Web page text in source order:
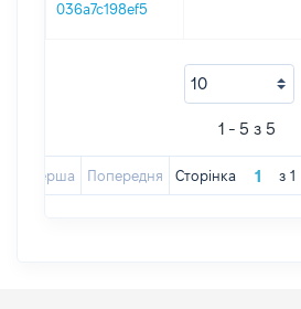
036a7c198ef5
1 - 5 з 5
Перша Попередня Сторінка з 1